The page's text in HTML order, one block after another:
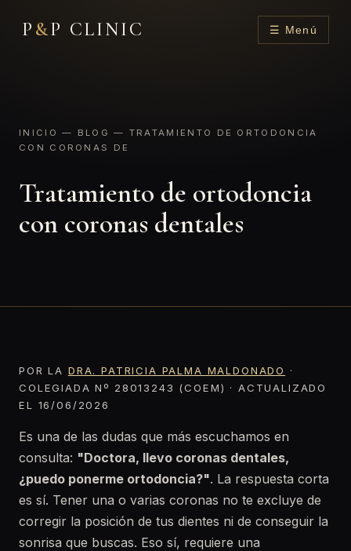
P &P CLINIC ☰ Menú
INICIO — BLOG — TRATAMIENTO DE ORTODONCIA
CON CORONAS DE
Tratamiento de ortodoncia
con coronas dentales
POR LA DRA. PATRICIA PALMA MALDONADO
·
COLEGIADA Nº 28013243 (COEM) · ACTUALIZADO
EL 16/06/2026
Es una de las dudas que más escuchamos en
consulta: "Doctora, llevo coronas dentales,
¿puedo ponerme ortodoncia?". La respuesta corta
es sí. Tener una o varias coronas no te excluye de
corregir la posición de tus dientes ni de conseguir la
sonrisa que buscas. Eso sí, requiere una